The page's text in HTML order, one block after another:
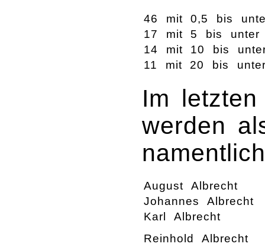
46 mit 0,5 bis
17 mit 5 bis unter
14 mit 10 bis
11 mit 20 bis
Im
werden
August Albrecht
Johannes Albrecht
Karl Albrecht
Reinhold Albrecht